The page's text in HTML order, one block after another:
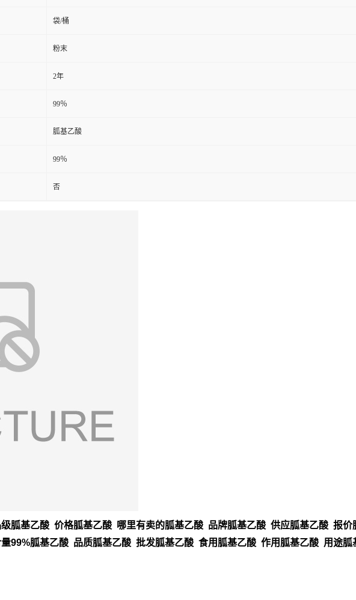
袋/桶
粉末
2年
99％
胍基乙酸
99％
否
胍基乙酸 价格胍基乙酸 哪里有卖的胍基乙酸 品牌胍基乙酸 供应胍基乙酸 报
99%胍基乙酸 品质胍基乙酸 批发胍基乙酸 食用胍基乙酸 作用胍基乙酸 用途胍